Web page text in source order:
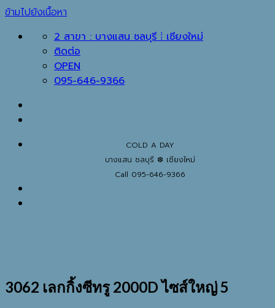
ข้ามไปยังเนื้อหา
2 สาขา : บางแสน ชลบุรี ⁞ เชียงใหม่
ติดต่อ
OPEN
095-646-9366
COLD A DAY
บางแสน ชลบุรี ❆ เชียงใหม่
Call 095-646-9366
3062 เลกกิ้งซีทรู 2000D ไซส์ใหญ่ 5